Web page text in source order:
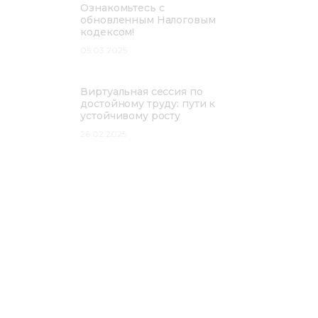
Ознакомьтесь с
обновленным Налоговым
кодексом!
Виртуальная сессия по
достойному труду: пути к
устойчивому росту